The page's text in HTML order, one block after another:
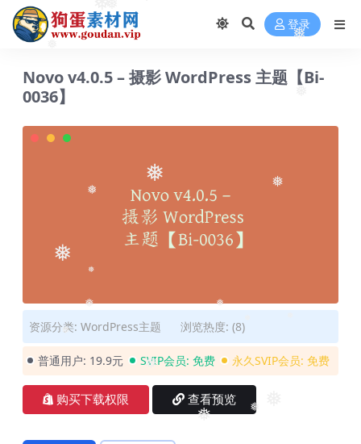
❅
❅
❅
❅
❅
❅
❅
❅
❅
❅
❅
❅ 登录
Novo v4.0.5 – 摄影 WordPress 主题【Bi-
0036】
资源分类: WordPress主题 浏览热度: (8)
普通用户: 19.9元 SVIP会员: 免费 永久SVIP会员: 免费
购买下载权限 查看预览